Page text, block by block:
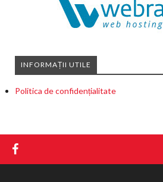
INFORMAȚII UTILE
Politica de confidențialitate